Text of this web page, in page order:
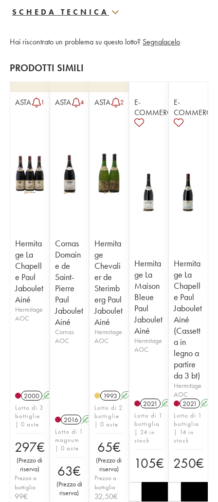
SCHEDA TECNICA
Hai riscontrato un problema su questo lotto? Segnalacelo
PRODOTTI SIMILI
ASTA 1
Hermita
ge La
Chapell
e Paul
Jaboulet
Ainé
Hermitage
AOC
2000 A
Lotto di 3
bottiglie
| 0 aste
297€
(Prezzo di
riserva)
Prezzo a
bottiglia
99€
ASTA 4
Cornas
Domain
e de
Saint-
Pierre
Paul
Jaboulet
Ainé
Cornas
AOC
2016 A
Lotto di 1
magnum
| 0 aste
63€
(Prezzo di
riserva)
ASTA 2
Hermita
ge
Chevali
er de
Sterimb
erg Paul
Jaboulet
Ainé
Hermitage
AOC
1993 A
Lotto di 2
bottiglie
| 0 aste
65€
(Prezzo di
riserva)
Prezzo a
bottiglia
32,50€
E-
COMMERCE
Hermita
ge La
Maison
Bleue
Paul
Jaboulet
Ainé
Hermitage
AOC
2021 A
Lotto di 1
bottiglia
| 24 in
stock
105€
E-
COMMERCE
Hermita
ge La
Chapell
e Paul
Jaboulet
Ainé
(Cassett
a in
legno a
partire
da 3 bt)
Hermitage
AOC
2021
A
Lotto di 1
bottiglia
| 14 in
stock
250€